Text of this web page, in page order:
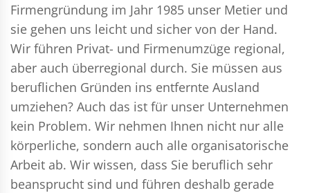
Firmengründung im Jahr 1985 unser Metier und
sie gehen uns leicht und sicher von der Hand.
Wir führen Privat- und Firmenumzüge regional,
aber auch überregional durch. Sie müssen aus
beruflichen Gründen ins entfernte Ausland
umziehen? Auch das ist für unser Unternehmen
kein Problem. Wir nehmen Ihnen nicht nur alle
körperliche, sondern auch alle organisatorische
Arbeit ab. Wir wissen, dass Sie beruflich sehr
beansprucht sind und führen deshalb gerade